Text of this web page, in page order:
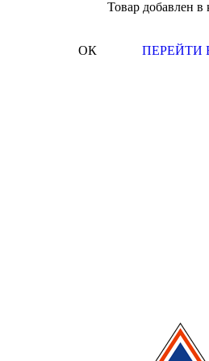
Товар добавлен в
ОК ПЕРЕЙТИ